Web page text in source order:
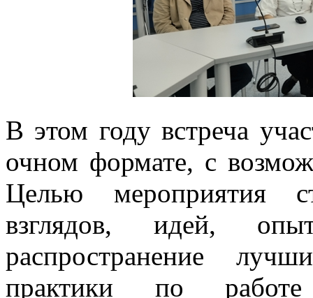
В этом году встреча
очном формате, с
Целью мероприятия
взглядов, идей,
распространение
практики по